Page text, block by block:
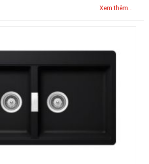
Xem thêm...